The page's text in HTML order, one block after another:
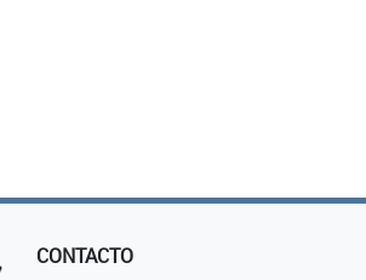
CONTACTO